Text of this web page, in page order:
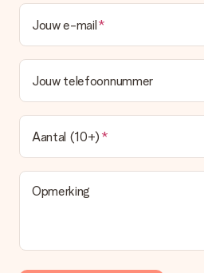
Jouw e-mail
Jouw telefoonnummer
Aantal (10+)
Opmerking